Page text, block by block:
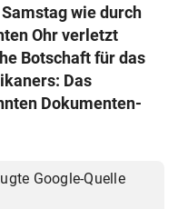
wie durch
Ohr verletzt
Botschaft für das
Das
Dokumenten-
Google-Quelle